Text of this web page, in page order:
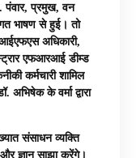
पंवार, प्रमुख, वन
भाषण से हुई। तो
अधिकारी,
एफआरआई डीम्ड
कर्मचारी शामिल
के वर्मा द्वारा
संसाधन व्यक्ति
ज्ञान साझा करेंगे।